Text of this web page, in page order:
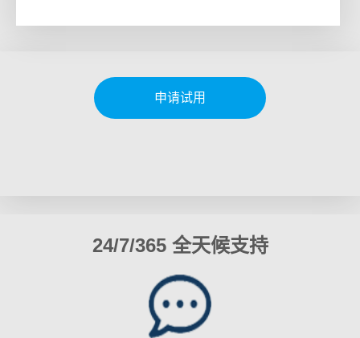
申请试用
24/7/365 全天候支持